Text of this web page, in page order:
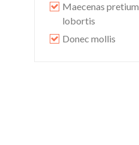
Maecenas pretium
lobortis
Donec mollis